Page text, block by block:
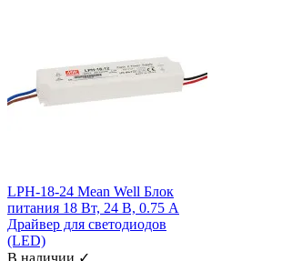
LPH-18-24 Mean Well Блок
питания 18 Вт, 24 В, 0.75 А
Драйвер для светодиодов
(LED)
В наличии ✓